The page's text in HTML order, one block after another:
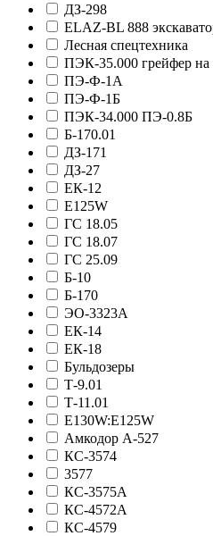
ДЗ-298
ELAZ-BL 888
Лесная спецтехника
ПЭК-35.000 грейфер
ПЭ-Ф-1А
ПЭ-Ф-1Б
ПЭК-34.000 ПЭ-0.8Б
Б-170.01
ДЗ-171
ДЗ-27
ЕК-12
E125W
ГС 18.05
ГС 18.07
ГС 25.09
Б-10
Б-170
ЭО-3323А
ЕК-14
ЕК-18
Бульдозеры
Т-9.01
Т-11.01
E130W:E125W
Амкодор А-527
КС-3574
3577
КС-3575А
КС-4572А
КС-4579